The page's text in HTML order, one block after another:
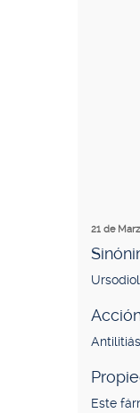
21 de
Ursodiol.
Este